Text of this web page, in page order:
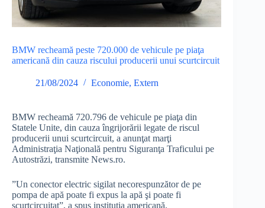
BMW recheamă peste 720.000 de vehicule pe piaţa
americană din cauza riscului producerii unui scurtcircuit
21/08/2024 Economie, Extern
BMW recheamă 720.796 de vehicule pe piaţa din
Statele Unite, din cauza îngrijorării legate de riscul
producerii unui scurtcircuit, a anunţat marţi
Administraţia Naţională pentru Siguranţa Traficului pe
Autostrăzi, transmite News.ro.
”Un conector electric sigilat necorespunzător de pe
pompa de apă poate fi expus la apă şi poate fi
scurtcircuitat”, a spus instituția americană.